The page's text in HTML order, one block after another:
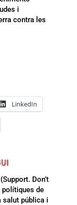
i
contra les
LinkedIn
Don’t
polítiques de
salut pública i